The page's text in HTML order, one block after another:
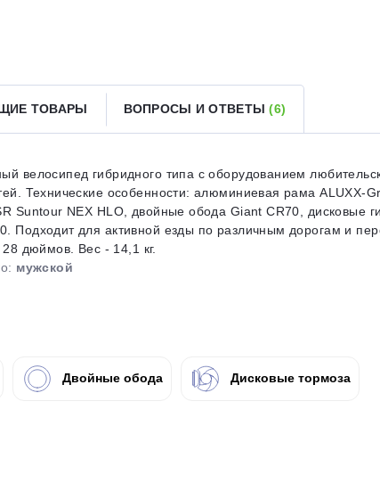
ТОВАРЫ ВОПРОСЫ И ОТВЕТЫ(6)
велосипед гибридного типа с оборудованием
Технические особенности: алюминиевая рама ALUXX-
Suntour NEX HLO, двойные обода Giant CR70, дисковые
Подходит для активной езды по различным дорогам и
28 дюймов. Вес - 14,1 кг.
мужской
Двойные обода Дисковые тормоза
банка
Плайтом
раз в 2
Остались вопросы?